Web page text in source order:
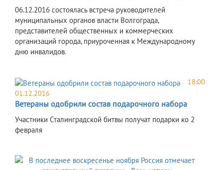
06.12.2016 состоялась встреча руководителей
муниципальных органов власти Волгограда,
представителей общественных и коммерческих
организаций города, приуроченная к Международному
дню инвалидов.
18:00
01.12.2016
Ветераны одобрили состав подарочного набора
Участники Сталинградской битвы получат подарки ко 2
февраля